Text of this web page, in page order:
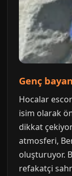
Genç
Hocalar
isim olarak
dikkat
atmosferi,
oluşturuyor.
refakatçi